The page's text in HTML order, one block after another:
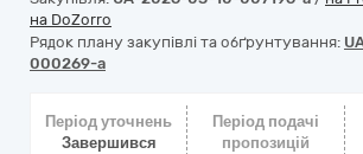
на DoZorro
Рядок плану закупівлі та обґрунтування:
000269-a
Період уточнень
Завершився
Період подачі
пропозицій